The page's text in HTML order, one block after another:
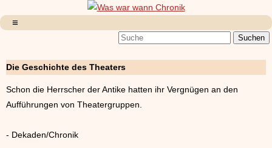
Die Geschichte des Theaters
Schon die Herrscher der Antike hatten ihr Vergnügen an den
Aufführungen von Theatergruppen.
- Dekaden/Chronik